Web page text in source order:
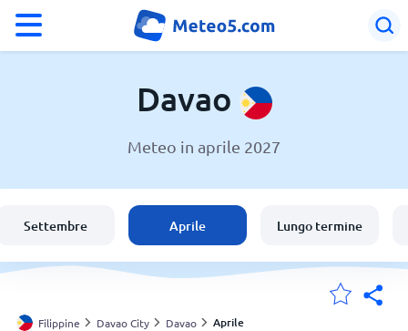
Italia
Svizzera
Davao
Meteo in aprile 2027
Settembre Aprile Lungo termine
Filippine Davao City Davao Aprile